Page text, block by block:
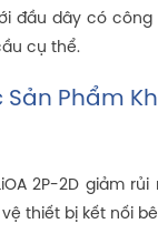
đầu dây có
cụ thể.
Sản Phẩm
2P-2D giảm
thiết bị kết nối